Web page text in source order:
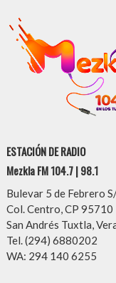
ESTACIÓN DE RADIO
Mezkla FM 104.7 | 98.1
Bulevar 5 de Febrero
Col. Centro, CP 95710
San Andrés Tuxtla,
Tel. (294) 6880202
WA: 294 140 6255